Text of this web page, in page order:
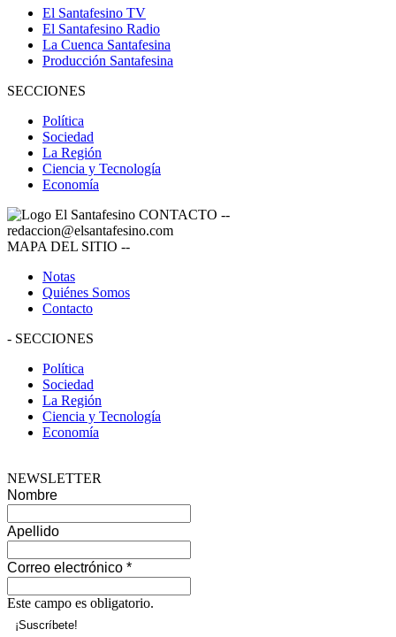
El Santafesino TV
El Santafesino Radio
La Cuenca Santafesina
Producción Santafesina
SECCIONES
Política
Sociedad
La Región
Ciencia y Tecnología
Economía
CONTACTO --
redaccion@elsantafesino.com
MAPA DEL SITIO --
Notas
Quiénes Somos
Contacto
- SECCIONES
Política
Sociedad
La Región
Ciencia y Tecnología
Economía
NEWSLETTER
Nombre
Apellido
Correo electrónico *
Este campo es obligatorio.